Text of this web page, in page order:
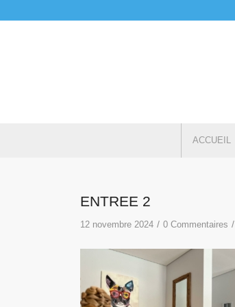
ACCUEIL
ENTREE 2
12 novembre 2024 / 0 Commentaires /